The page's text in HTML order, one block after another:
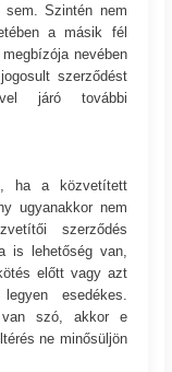
Szintén nem
a másik fél
nevében
szerződést
járó további
ha a közvetített
ugyanakkor nem
szerződés
is lehetőség van,
előtt vagy azt
esedékes.
van szó, akkor e
ne minősüljön